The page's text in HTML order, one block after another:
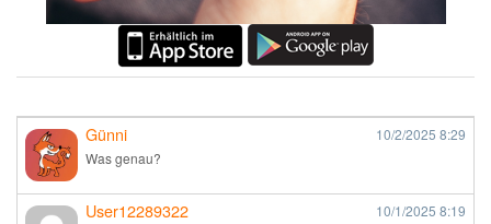
Günni 10/2/2025 8:29
Was genau?
User12289322 10/1/2025 8:19